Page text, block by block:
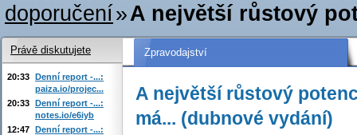
doporučení»A největší růstový
Zpravodajství
A největší růstový
má... (dubnové vydání)
Právě diskutujete
20:33 Denní report -...:
paiza.io/projec...
20:33 Denní report -...:
notes.io/e6iyb
12:47 Denní report -...: